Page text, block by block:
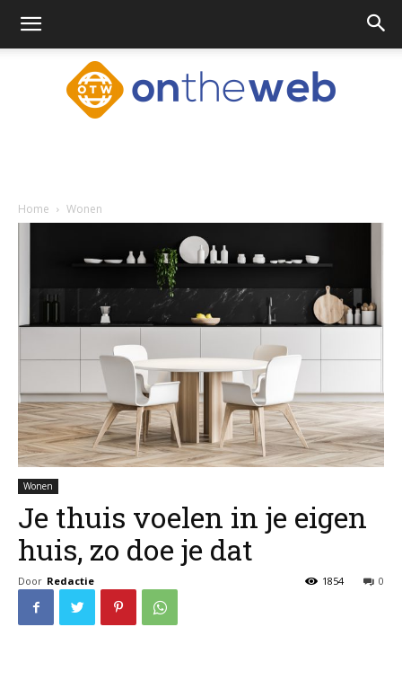
Home Wonen
Wonen
Je thuis voelen in je eigen
huis, zo doe je dat
Door Redactie 0
1854